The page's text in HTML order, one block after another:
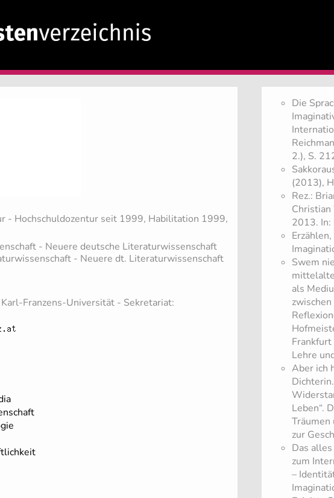
- Hochschuldozentur seit 1999, Habilitation 1999,
- Neuere deutsche Literaturwissenschaft
- Neuere dt. Literaturwissenschaft
Franzens-Universität - Sekretariat:
Die
2.), S.
(2013),
Rez.:
Christian
2013. In:
Swem
als
Lehre
Aber ich
Leben“.
Träumen
zur
Das
zum
–